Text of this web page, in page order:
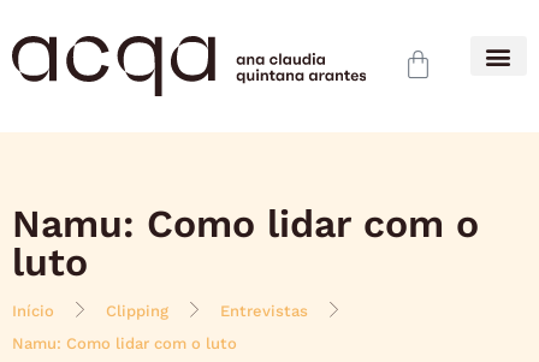
Namu: Como lidar com o
luto
Início Clipping
Entrevistas
Namu: Como lidar com o luto